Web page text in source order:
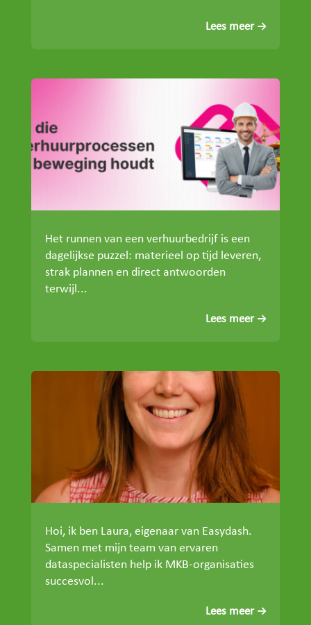
Lees meer
Het runnen van een verhuurbedrijf is een
dagelijkse puzzel: materieel op tijd leveren,
strak plannen en direct antwoorden
terwijl...
Lees meer
Hoi, ik ben Laura, eigenaar van Easydash.
Samen met mijn team van ervaren
dataspecialisten help ik MKB-organisaties
succesvol...
Lees meer